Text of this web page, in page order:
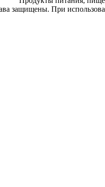
защищены. При